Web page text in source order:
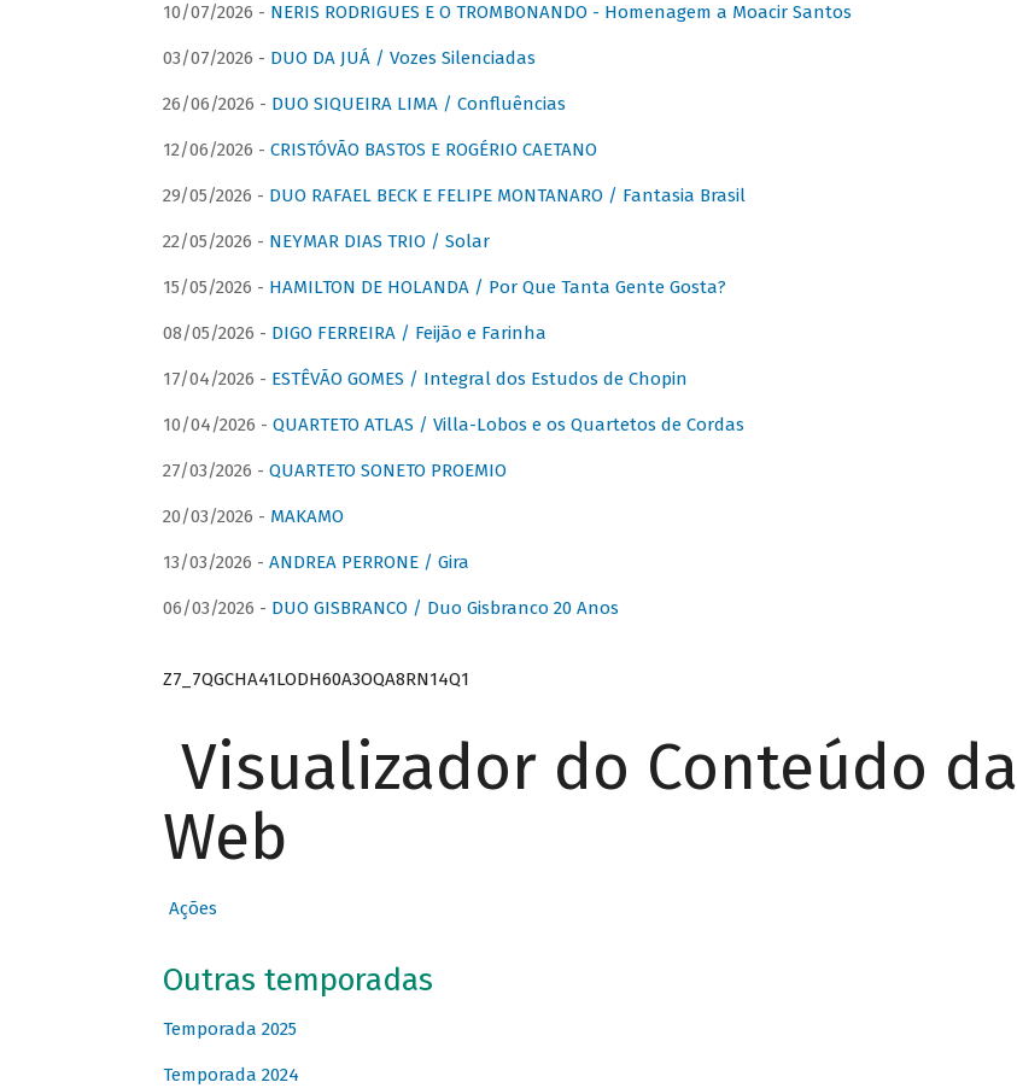
10/07/2026 - NERIS RODRIGUES E O TROMBONANDO - Homenagem a Moacir Santos
03/07/2026 - DUO DA JUÁ / Vozes Silenciadas
26/06/2026 - DUO SIQUEIRA LIMA / Confluências
12/06/2026 - CRISTÓVÃO BASTOS E ROGÉRIO CAETANO
29/05/2026 - DUO RAFAEL BECK E FELIPE MONTANARO / Fantasia Brasil
22/05/2026 - NEYMAR DIAS TRIO / Solar
15/05/2026 - HAMILTON DE HOLANDA / Por Que Tanta Gente Gosta?
08/05/2026 - DIGO FERREIRA / Feijão e Farinha
17/04/2026 - ESTÊVÃO GOMES / Integral dos Estudos de Chopin
10/04/2026 - QUARTETO ATLAS / Villa-Lobos e os Quartetos de Cordas
27/03/2026 - QUARTETO SONETO PROEMIO
20/03/2026 - MAKAMO
13/03/2026 - ANDREA PERRONE / Gira
06/03/2026 - DUO GISBRANCO / Duo Gisbranco 20 Anos
Z7_7QGCHA41LODH60A3OQA8RN14Q1
Visualizador do Conteúdo da
Web
Ações
Outras temporadas
Temporada 2025
Temporada 2024